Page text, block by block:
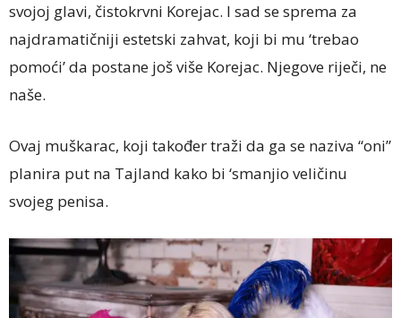
svojoj glavi, čistokrvni Korejac. I sad se sprema za
najdramatičniji estetski zahvat, koji bi mu ‘trebao
pomoći’ da postane još više Korejac. Njegove riječi, ne
naše.
Ovaj muškarac, koji također traži da ga se naziva “oni”
planira put na Tajland kako bi ‘smanjio veličinu
svojeg penisa.